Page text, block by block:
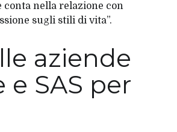
conta nella relazione con
sugli stili di vita”.
aziende
e SAS per